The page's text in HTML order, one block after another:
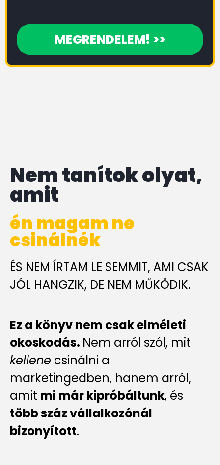
MEGRENDELEM! >>
Nem tanítok olyat,
amit
én magam ne
csinálnék
ÉS NEM ÍRTAM LE SEMMIT, AMI CSAK
JÓL HANGZIK, DE NEM MŰKÖDIK.
Ez a könyv nem csak elméleti
okoskodás. Nem arról szól, mit
kellene csinálni a
marketingedben, hanem arról,
amit mi már kipróbáltunk, és
több száz vállalkozónál
bizonyított.